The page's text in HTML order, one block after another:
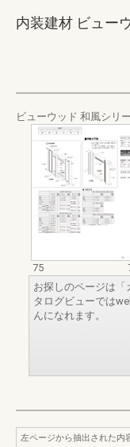
内装建材 ビュー
ビューウッド 和風シ
75
お探しのページは「
タログビューでは
んになれます。
左ページから抽出された内